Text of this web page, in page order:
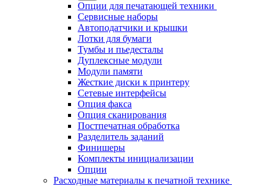
Опции для печатающей техники
Сервисные наборы
Автоподатчики и крышки
Лотки для бумаги
Тумбы и пьедесталы
Дуплексные модули
Модули памяти
Жесткие диски к принтеру
Сетевые интерфейсы
Опция факса
Опция сканирования
Постпечатная обработка
Разделитель заданий
Финишеры
Комплекты инициализации
Опции
Расходные материалы к печатной технике